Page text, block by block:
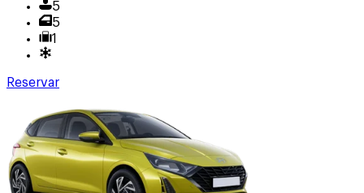
5
5
1
Reservar